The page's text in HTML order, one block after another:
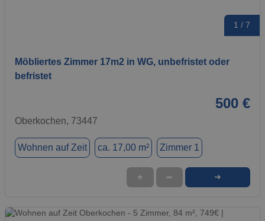
1 / 7
Möbliertes Zimmer 17m2 in WG, unbefristet oder
befristet
500 €
Oberkochen, 73447
Wohnen auf Zeit ca. 17,00 m² Zimmer 1
★ ➦ ➜